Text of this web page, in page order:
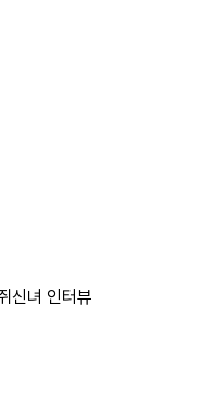
신녀 인터뷰